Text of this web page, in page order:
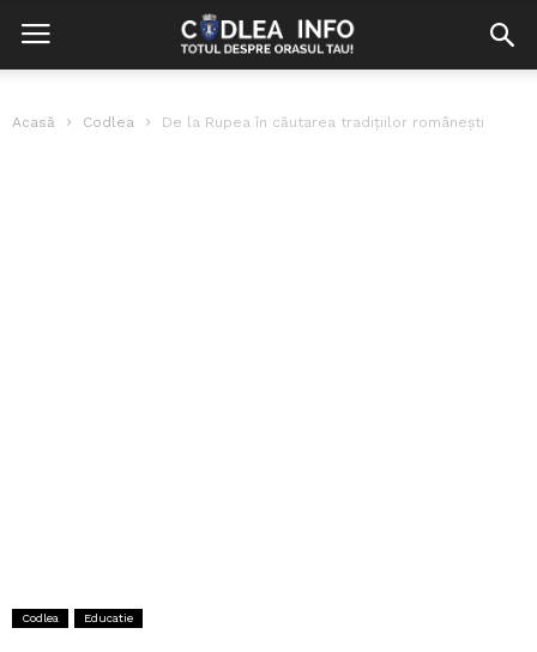
Acasă Codlea De la Rupea în căutarea tradiţiilor româneşti
Codlea Educatie